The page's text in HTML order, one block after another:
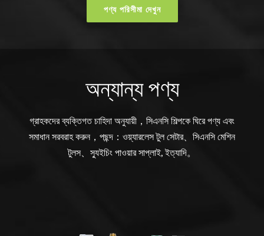
পণ্য পরিসীমা দেখুন
অন্যান্য পণ্য
গ্রাহকদের ব্যক্তিগত চাহিদা অনুযায়ী，সিএনসি শিল্পকে ঘিরে পণ্য এবং
সমাধান সরবরাহ করুন，পছন্দ：ওয়্যারলেস টুল সেটার、সিএনসি মেশিন
টুলস、স্যুইচিং পাওয়ার সাপ্লাই, ইত্যাদি。